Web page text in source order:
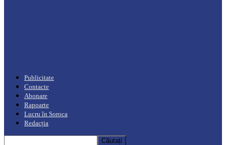
Publicitate
Contacte
Abonare
Rapoarte
Lucru în Soroca
Redacția